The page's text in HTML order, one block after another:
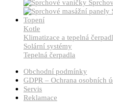
Topení
Kotle
Klimatizace a tepelná
Solární systémy
Tepelná čerpadla
Obchodní podmínky
GDPR – Ochrana osobních
Servis
Reklamace